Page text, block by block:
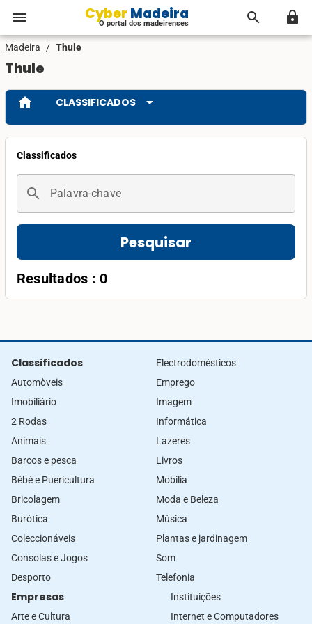
menu Cyber Madeira
O portal dos madeirenses search lock
Madeira / Thule
Thule
home CLASSIFICADOS arrow_drop_down
Classificados
search Palavra-chave
Pesquisar
Resultados : 0
Classificados
Automòveis
Imobiliário
2 Rodas
Animais
Barcos e pesca
Bébé e Puericultura
Bricolagem
Burótica
Coleccionáveis
Consolas e Jogos
Desporto
Electrodomésticos
Emprego
Imagem
Informática
Lazeres
Livros
Mobilia
Moda e Beleza
Música
Plantas e jardinagem
Som
Telefonia
Empresas
Arte e Cultura
Instituições
Internet e Computadores